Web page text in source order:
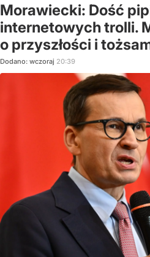
Morawiecki: Dość
internetowych trolli.
o przyszłości i
Dodano: wczoraj 20:39